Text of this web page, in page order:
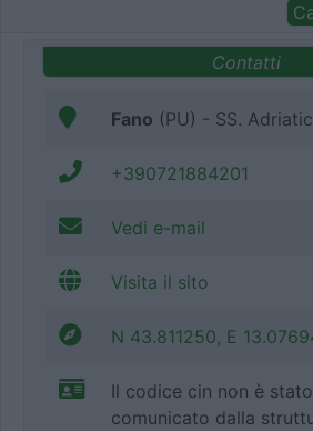
Contatti
Fano (PU) - SS.
+390721884201
Vedi e-mail
Visita il sito
N 43.811250, E
Il codice cin non è
comunicato dalla